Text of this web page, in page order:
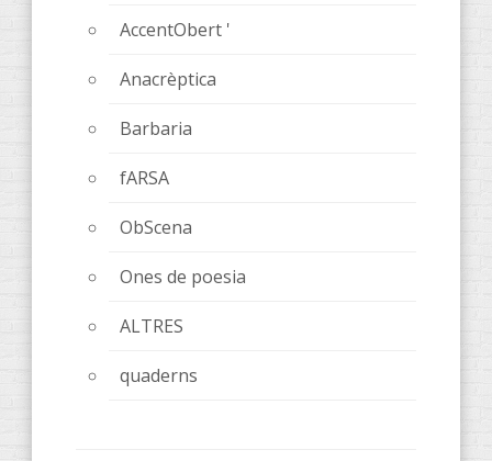
AccentObert '
Anacrèptica
Barbaria
fARSA
ObScena
Ones de poesia
ALTRES
quaderns